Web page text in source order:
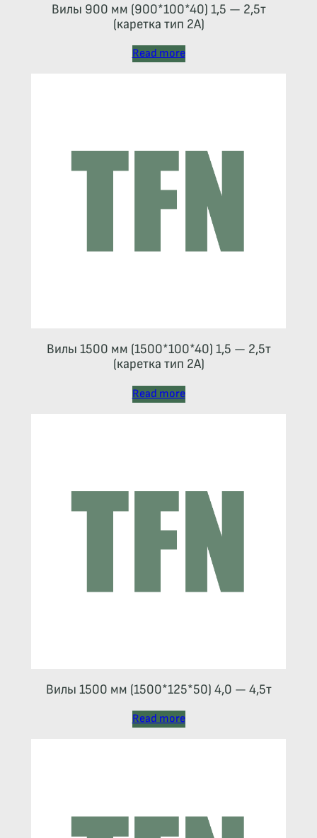
Вилы 900 мм (900*100*40) 1,5 — 2,5т
(каретка тип 2A)
Read more
Вилы 1500 мм (1500*100*40) 1,5 — 2,5т
(каретка тип 2A)
Read more
Вилы 1500 мм (1500*125*50) 4,0 — 4,5т
Read more